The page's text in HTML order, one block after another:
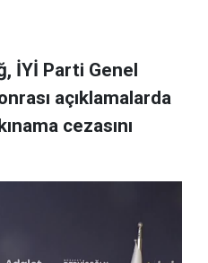
İYİ Parti Genel
açıklamalarda
cezasını